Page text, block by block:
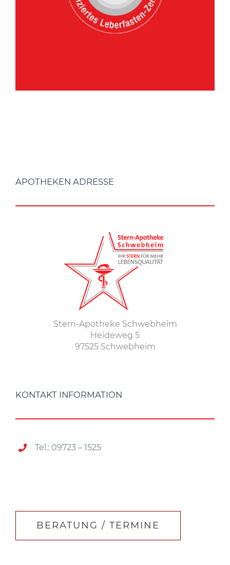
APOTHEKEN ADRESSE
Stern-Apotheke Schwebheim
Heideweg 5
97525 Schwebheim
KONTAKT INFORMATION
Tel.: 09723 – 1525
BERATUNG / TERMINE